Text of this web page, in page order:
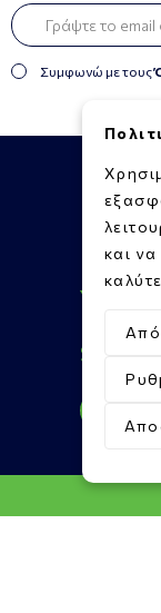
Συμφωνώ με τους
Social
και